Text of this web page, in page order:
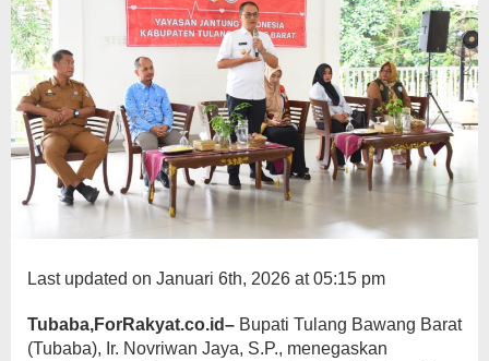
Last updated on Januari 6th, 2026 at 05:15 pm
Tubaba,ForRakyat.co.id– Bupati Tulang Bawang Barat
(Tubaba), Ir. Novriwan Jaya, S.P., menegaskan